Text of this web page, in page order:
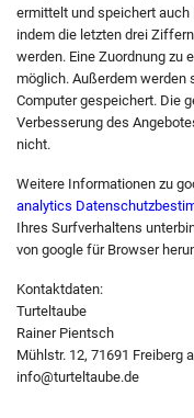
ermittelt und speichert auch
indem die letzten drei
werden. Eine Zuordnung zu
möglich. Außerdem werden
Computer gespeichert. Die
Verbesserung des
nicht.
Weitere Informationen zu
analytics
Ihres Surfverhaltens
von google für Browser
Kontaktdaten:
Turteltaube
Rainer Pientsch
Mühlstr. 12, 71691 Freiberg
info@turteltaube.de